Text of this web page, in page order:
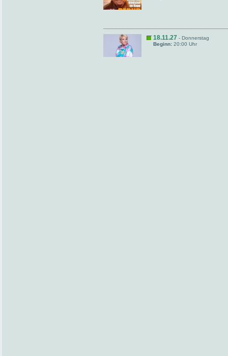
18.11.27 - Donnerstag
Beginn: 20:00 Uhr